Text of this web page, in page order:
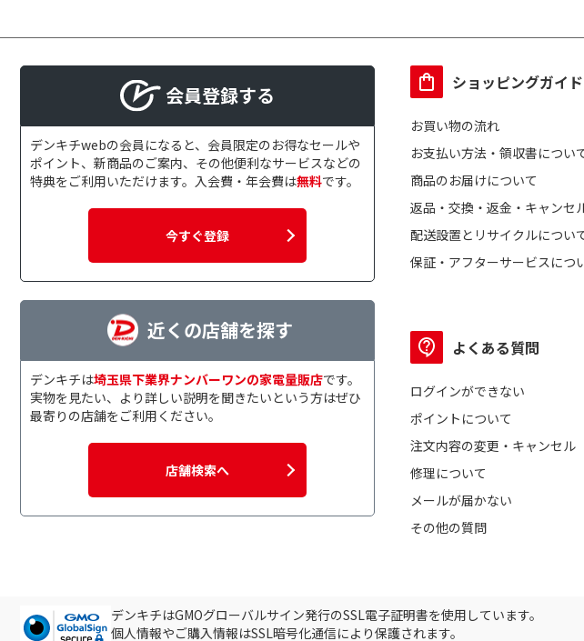
会員登録する
デンキチwebの会員になると、会員限定のお得なセールや
ポイント、新商品のご案内、その他便利なサービスなどの
特典をご利用いただけます。入会費・年会費は無料です。
今すぐ登録
近くの店舗を探す
デンキチは埼玉県下業界ナンバーワンの家電量販店です。
実物を見たい、より詳しい説明を聞きたいという方はぜひ
最寄りの店舗をご利用ください。
店舗検索へ
ショッピングガイド
お買い物の流れ
お支払い方法・領収書につい
商品のお届けについて
返品・交換・返金・キャンセ
配送設置とリサイクルについ
保証・アフターサービスにつ
よくある質問
ログインができない
ポイントについて
注文内容の変更・キャンセル
修理について
メールが届かない
その他の質問
デンキチはGMOグローバルサイン発行のSSL電子証明書を使用しています。
個人情報やご購入情報はSSL暗号化通信により保護されます。